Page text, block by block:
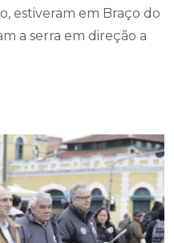
estiveram em Braço do
a serra em direção a